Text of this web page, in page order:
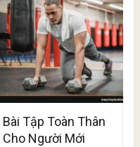
Bài Tập Toàn Thân
Cho Người Mới